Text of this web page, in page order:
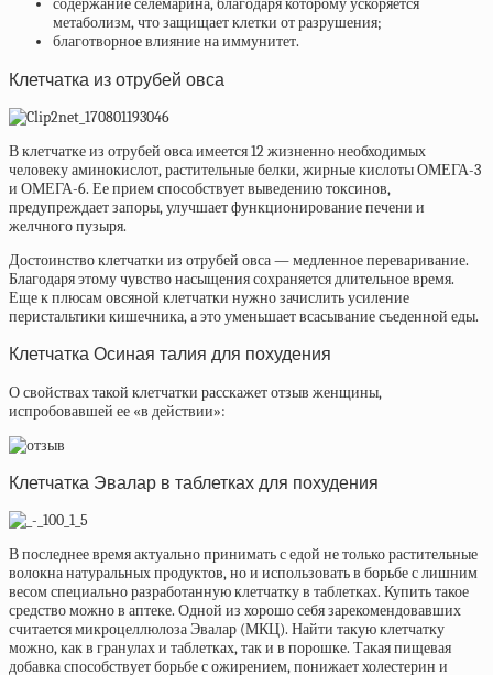
содержание селемарина, благодаря которому ускоряется
метаболизм, что защищает клетки от разрушения;
благотворное влияние на иммунитет.
Клетчатка из отрубей овса
В клетчатке из отрубей овса имеется 12 жизненно необходимых
человеку аминокислот, растительные белки, жирные кислоты ОМЕГА-3
и ОМЕГА-6. Ее прием способствует выведению токсинов,
предупреждает запоры, улучшает функционирование печени и
желчного пузыря.
Достоинство клетчатки из отрубей овса — медленное переваривание.
Благодаря этому чувство насыщения сохраняется длительное время.
Еще к плюсам овсяной клетчатки нужно зачислить усиление
перистальтики кишечника, а это уменьшает всасывание съеденной еды.
Клетчатка Осиная талия для похудения
О свойствах такой клетчатки расскажет отзыв женщины,
испробовавшей ее «в действии»:
Клетчатка Эвалар в таблетках для похудения
В последнее время актуально принимать с едой не только растительные
волокна натуральных продуктов, но и использовать в борьбе с лишним
весом специально разработанную клетчатку в таблетках. Купить такое
средство можно в аптеке. Одной из хорошо себя зарекомендовавших
считается микроцеллюлоза Эвалар (МКЦ). Найти такую клетчатку
можно, как в гранулах и таблетках, так и в порошке. Такая пищевая
добавка способствует борьбе с ожирением, понижает холестерин и